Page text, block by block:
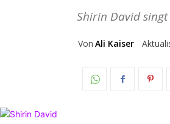
Shirin David
Von Ali Kaiser